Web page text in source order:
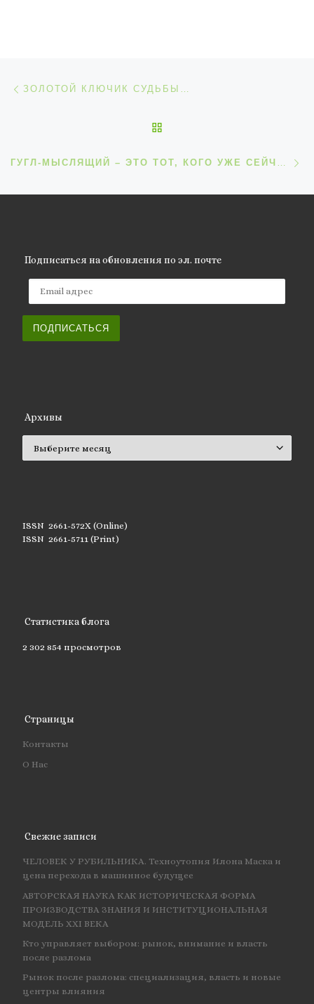
Навигация по записям
ЗОЛОТОЙ КЛЮЧИК СУДЬБЫ…
ГУГЛ-МЫСЛЯЩИЙ – ЭТО ТОТ, КОГО УЖЕ СЕЙЧАС МОЖНО НАЗВАТЬ ПОСТЧЕЛОВЕКОМ
Подписаться на обновления по эл. почте
ПОДПИСАТЬСЯ
Архивы
ISSN 2661-572X (Online)
ISSN 2661-5711 (Print)
Статистика блога
2 302 854 просмотров
Страницы
Контакты
О Нас
Свежие записи
ЧЕЛОВЕК У РУБИЛЬНИКА. Техноутопия Илона Маска и
цена перехода в машинное будущее
АВТОРСКАЯ НАУКА КАК ИСТОРИЧЕСКАЯ ФОРМА
ПРОИЗВОДСТВА ЗНАНИЯ И ИНСТИТУЦИОНАЛЬНАЯ
МОДЕЛЬ XXI ВЕКА
Кто управляет выбором: рынок, внимание и власть
после разлома
Рынок после разлома: специализация, власть и новые
центры влияния